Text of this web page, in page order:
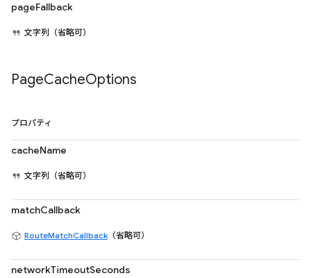
pageFallback
文字列（省略可）
PageCacheOptions
プロパティ
cacheName
文字列（省略可）
matchCallback
RouteMatchCallback （省略可）
networkTimeoutSeconds